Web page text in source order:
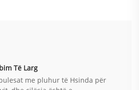
Të Larg
me pluhur të Hsinda për